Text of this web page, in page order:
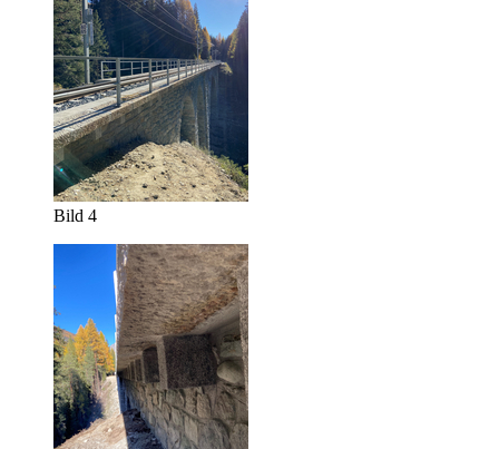
Bild 4